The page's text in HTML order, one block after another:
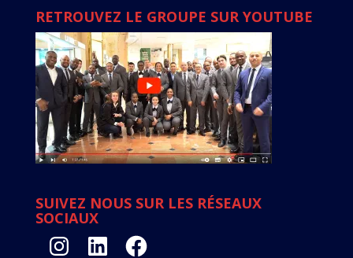
RETROUVEZ LE GROUPE SUR YOUTUBE
SUIVEZ NOUS SUR LES RÉSEAUX
SOCIAUX
InstagramLinkedIn Facebook